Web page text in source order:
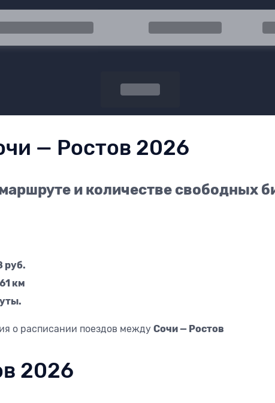
Поиск
— Ростов 2026
и количестве свободных
руб.
км
о расписании поездов между Сочи — Ростов
2026